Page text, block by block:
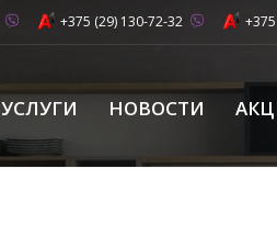
+375 (29) 130-72-32
УСЛУГИ НОВОСТИ